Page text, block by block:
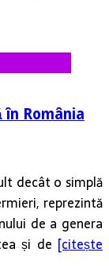
România
decât o simplă
reprezintă
de a genera
și de [citește